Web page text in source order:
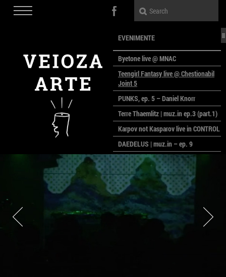
EVENIMENTE
Byetone live @ MNAC
Teengirl Fantasy live @ Chestionabil
Joint 5
PUNKS, ep. 5 – Daniel Knorr
Terre Thaemlitz | muz.in ep.3 (part.1)
Karpov not Kasparov live in CONTROL
DAEDELUS | muz.in – ep. 9
LALELE, LALELE – prima premieră a
anului la MACAZ
CinePOLSKA – filme poloneze la
București
PEOPLE OF ROMANIA se lansează la
galeria Simeza
All Stars For Outernational